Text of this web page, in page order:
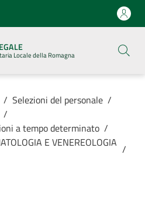
Locale della Romagna
/ Selezioni del personale /
/
a tempo determinato /
E VENEREOLOGIA /